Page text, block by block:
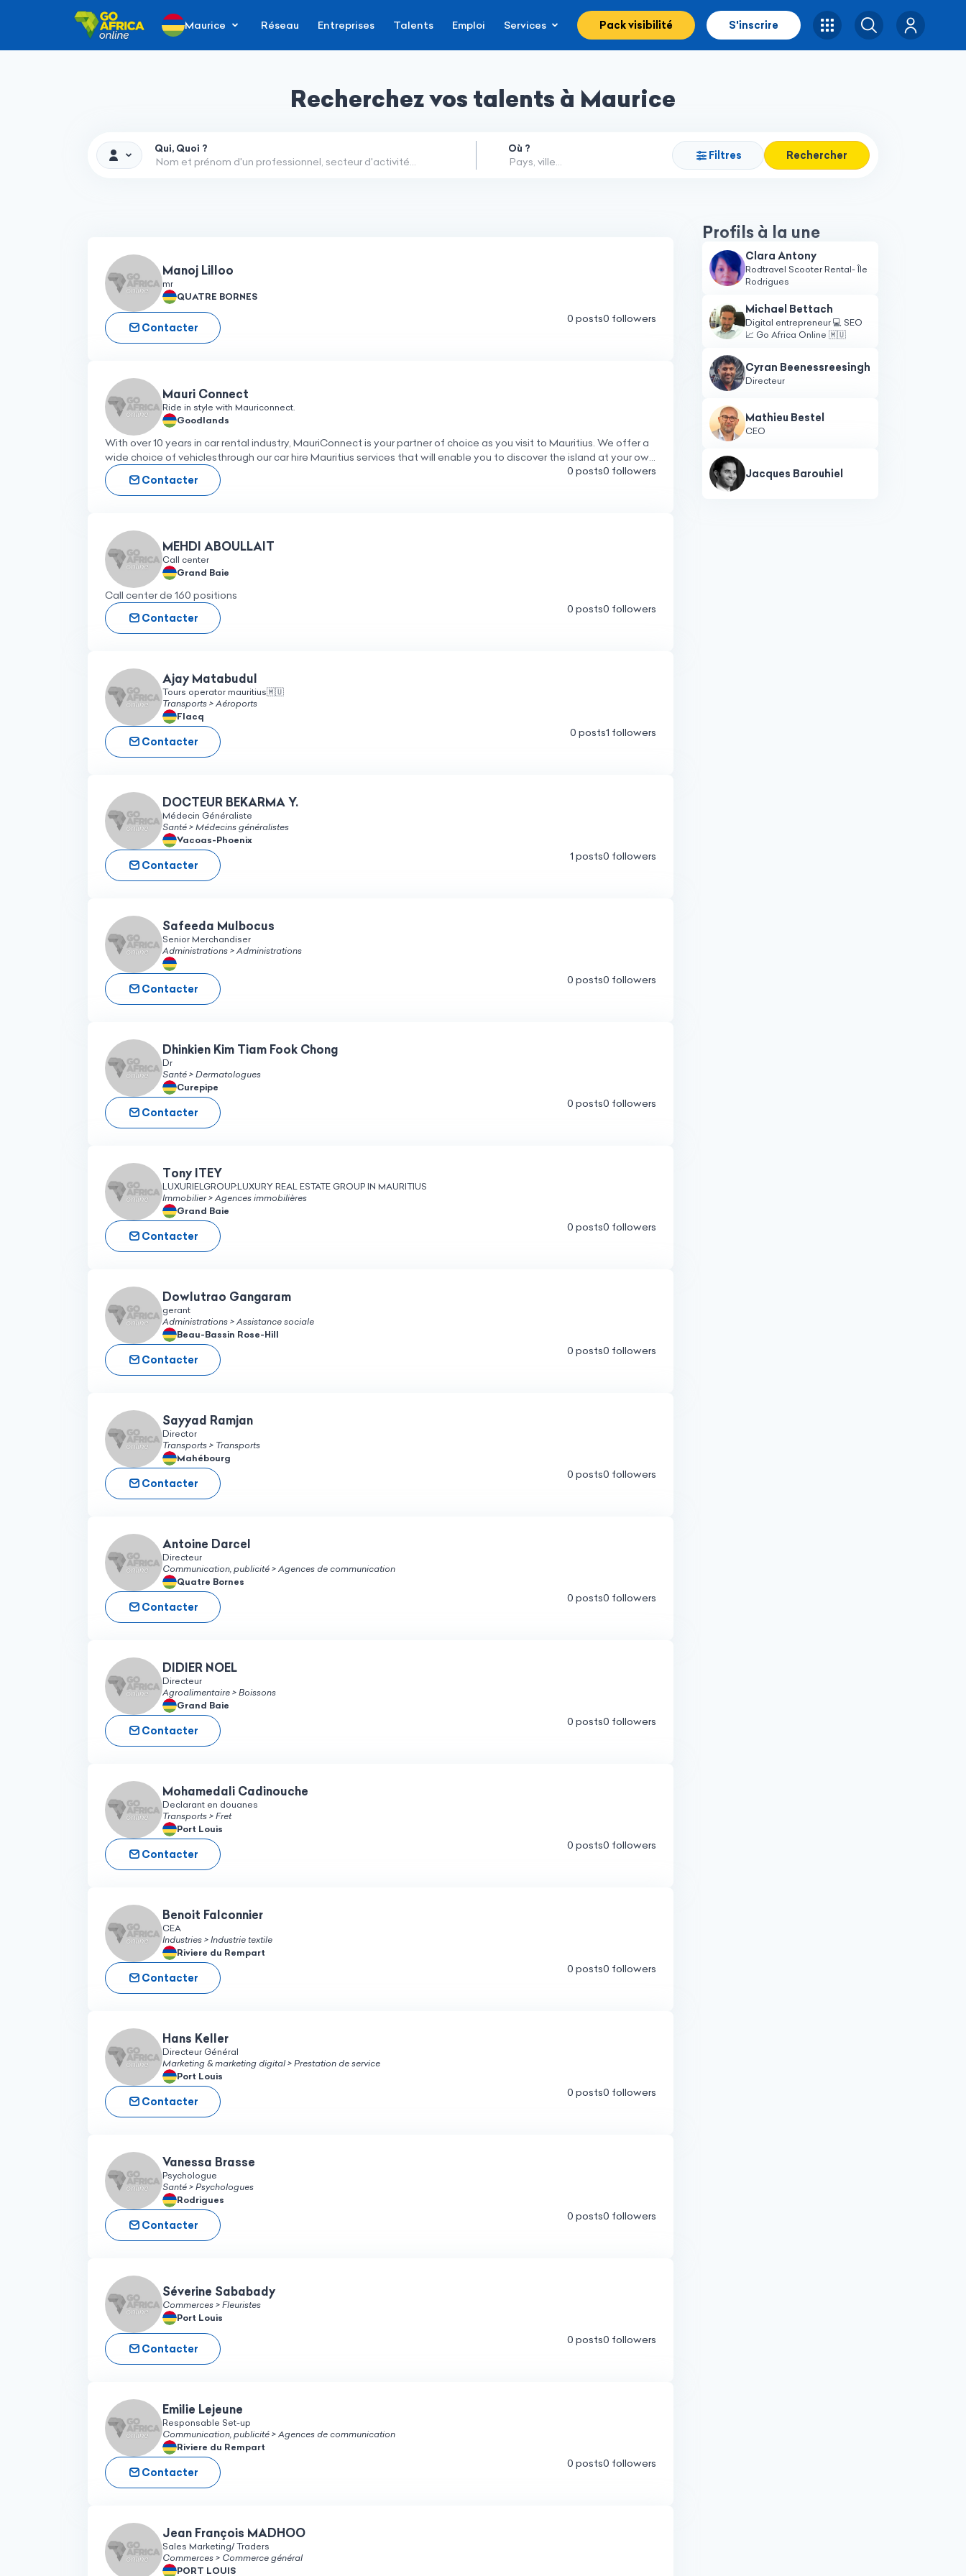
Maurice Réseau Entreprises Talents Emploi Services Pack visibilité S'inscrire Rechercher
Recherchez vos talents à Maurice
Qui, Quoi ? Où ?
Filtres Rechercher
Manoj Lilloo
mr
QUATRE BORNES
Contacter
0 posts0 followers
Mauri Connect
Ride in style with Mauriconnect.
Goodlands
With over 10 years in car rental industry, MauriConnect is your partner of choice as you visit to Mauritius. We offer a
wide choice of vehiclesthrough our car hire Mauritius services that will enable you to discover the island at your own
pace.
Contacter
0 posts0 followers
MEHDI ABOULLAIT
Call center
Grand Baie
Call center de 160 positions
Contacter
0 posts0 followers
Ajay Matabudul
Tours operator mauritius🇲🇺
Transports > Aéroports
Flacq
Contacter
0 posts1 followers
DOCTEUR BEKARMA Y.
Médecin Généraliste
Santé > Médecins généralistes
Vacoas-Phoenix
Contacter
1 posts0 followers
Safeeda Mulbocus
Senior Merchandiser
Administrations > Administrations
Contacter
0 posts0 followers
Dhinkien Kim Tiam Fook Chong
Dr
Santé > Dermatologues
Curepipe
Contacter
0 posts0 followers
Tony ITEY
LUXURIELGROUP:LUXURY REAL ESTATE GROUP IN MAURITIUS
Immobilier > Agences immobilières
Grand Baie
Contacter
0 posts0 followers
Dowlutrao Gangaram
gerant
Administrations > Assistance sociale
Beau-Bassin Rose-Hill
Contacter
0 posts0 followers
Sayyad Ramjan
Director
Transports > Transports
Mahébourg
Contacter
0 posts0 followers
Antoine Darcel
Directeur
Communication, publicité > Agences de communication
Quatre Bornes
Contacter
0 posts0 followers
DIDIER NOEL
Directeur
Agroalimentaire > Boissons
Grand Baie
Contacter
0 posts0 followers
Mohamedali Cadinouche
Declarant en douanes
Transports > Fret
Port Louis
Contacter
0 posts0 followers
Benoit Falconnier
CEA
Industries > Industrie textile
Riviere du Rempart
Contacter
0 posts0 followers
Hans Keller
Directeur Général
Marketing & marketing digital > Prestation de service
Port Louis
Contacter
0 posts0 followers
Vanessa Brasse
Psychologue
Santé > Psychologues
Rodrigues
Contacter
0 posts0 followers
Séverine Sababady
Commerces > Fleuristes
Port Louis
Contacter
0 posts0 followers
Emilie Lejeune
Responsable Set-up
Communication, publicité > Agences de communication
Riviere du Rempart
Contacter
0 posts0 followers
Jean François MADHOO
Sales Marketing/ Traders
Commerces > Commerce général
PORT LOUIS
Profils à la une
Clara Antony
Rodtravel Scooter Rental- Île
Rodrigues
Michael Bettach
Digital entrepreneur 💻 SEO
📈 Go Africa Online 🇲🇺
Cyran Beenessreesingh
Directeur
Mathieu Bestel
CEO
Jacques Barouhiel